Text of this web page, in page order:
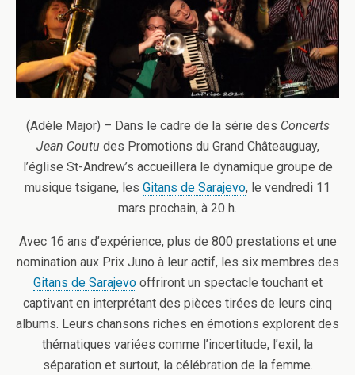
(Adèle Major) – Dans le cadre de la série des Concerts
Jean Coutu des Promotions du Grand Châteauguay,
l’église St-Andrew’s accueillera le dynamique groupe de
musique tsigane, les Gitans de Sarajevo, le vendredi 11
mars prochain, à 20 h.
Avec 16 ans d’expérience, plus de 800 prestations et une
nomination aux Prix Juno à leur actif, les six membres des
Gitans de Sarajevooffriront un spectacle touchant et
captivant en interprétant des pièces tirées de leurs cinq
albums. Leurs chansons riches en émotions explorent des
thématiques variées comme l’incertitude, l’exil, la
séparation et surtout, la célébration de la femme.